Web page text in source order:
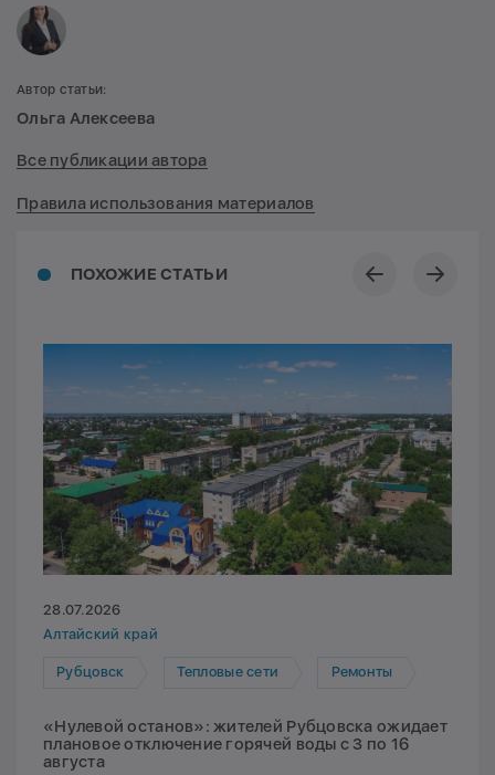
ПОХОЖИЕ СТАТЬИ
28.07.2026
Алтайский край
Рубцовск Тепловые сети Ремонты
«Нулевой останов»: жителей Рубцовска ожидает
плановое отключение горячей воды с 3 по 16
августа
Автор статьи:
Ольга Алексеева
Все публикации автора
Правила использования материалов